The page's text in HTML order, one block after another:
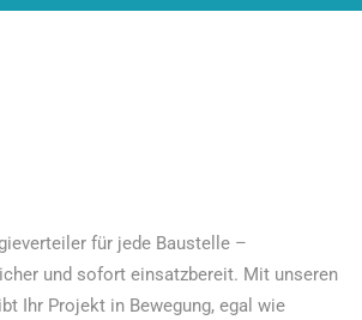
für jede Baustelle –
und sofort einsatzbereit. Mit unseren
Ihr Projekt in Bewegung, egal wie